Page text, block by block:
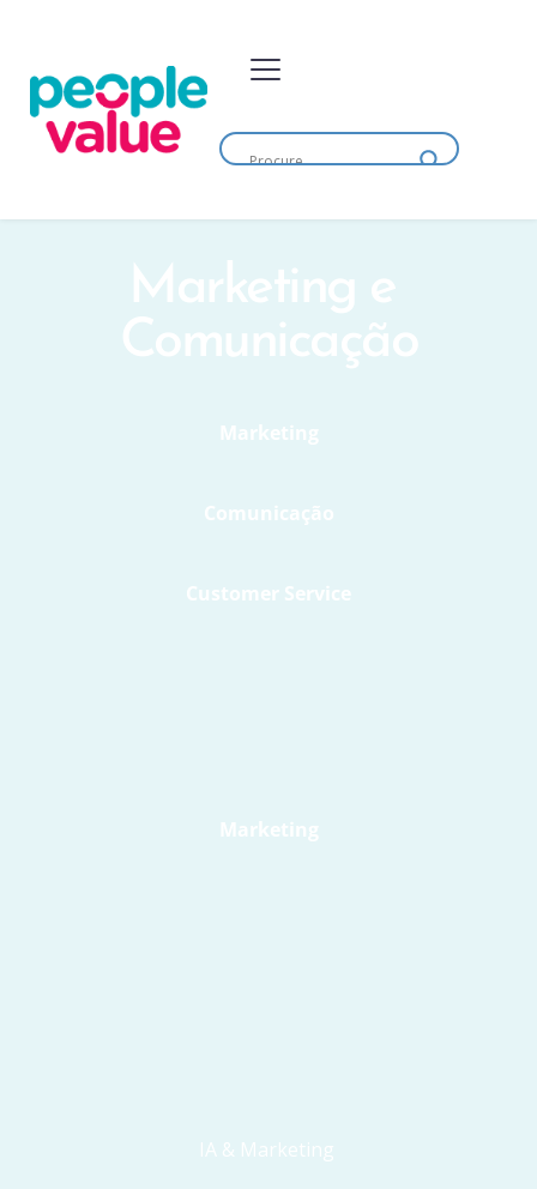
Marketing e
Comunicação
Marketing
Comunicação
Customer Service
Marketing
IA & Marketing